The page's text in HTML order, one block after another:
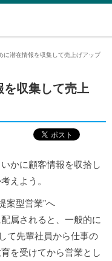
に潜在情報を収集して売上げアップ
収集して売上
かに顧客情報を収拾し
えよう。
案型営業”へ
属されると、一般的に
て先輩社員から仕事の
を受けてから営業とし